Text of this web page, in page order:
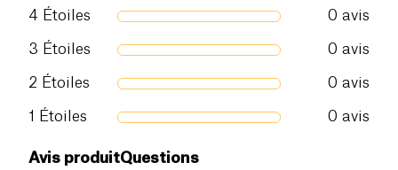
4 Étoiles 0 avis
3 Étoiles 0 avis
2 Étoiles 0 avis
1 Étoiles 0 avis
Avis produitQuestions